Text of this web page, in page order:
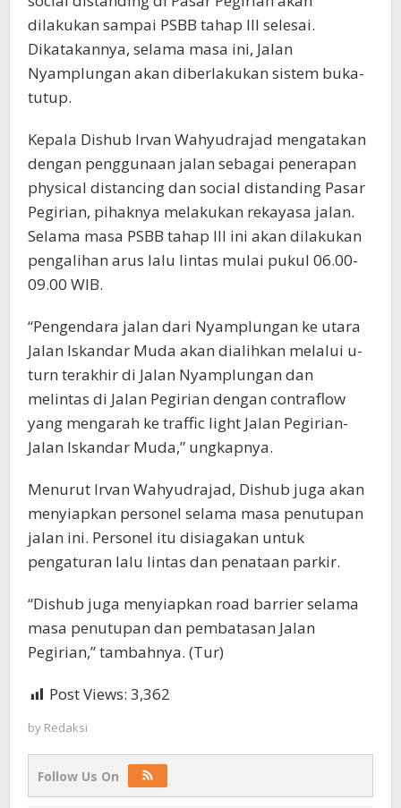
dilakukan sampai PSBB tahap III selesai.
Dikatakannya, selama masa ini, Jalan
Nyamplungan akan diberlakukan sistem buka-
tutup.
Kepala Dishub Irvan Wahyudrajad mengatakan
dengan penggunaan jalan sebagai penerapan
physical distancing dan social distanding Pasar
Pegirian, pihaknya melakukan rekayasa jalan.
Selama masa PSBB tahap III ini akan dilakukan
pengalihan arus lalu lintas mulai pukul 06.00-
09.00 WIB.
“Pengendara jalan dari Nyamplungan ke utara
Jalan Iskandar Muda akan dialihkan melalui u-
turn terakhir di Jalan Nyamplungan dan
melintas di Jalan Pegirian dengan contraflow
yang mengarah ke traffic light Jalan Pegirian-
Jalan Iskandar Muda,” ungkapnya.
Menurut Irvan Wahyudrajad, Dishub juga akan
menyiapkan personel selama masa penutupan
jalan ini. Personel itu disiagakan untuk
pengaturan lalu lintas dan penataan parkir.
“Dishub juga menyiapkan road barrier selama
masa penutupan dan pembatasan Jalan
Pegirian,” tambahnya. (Tur)
Post Views: 3,362
by Redaksi
Follow Us On